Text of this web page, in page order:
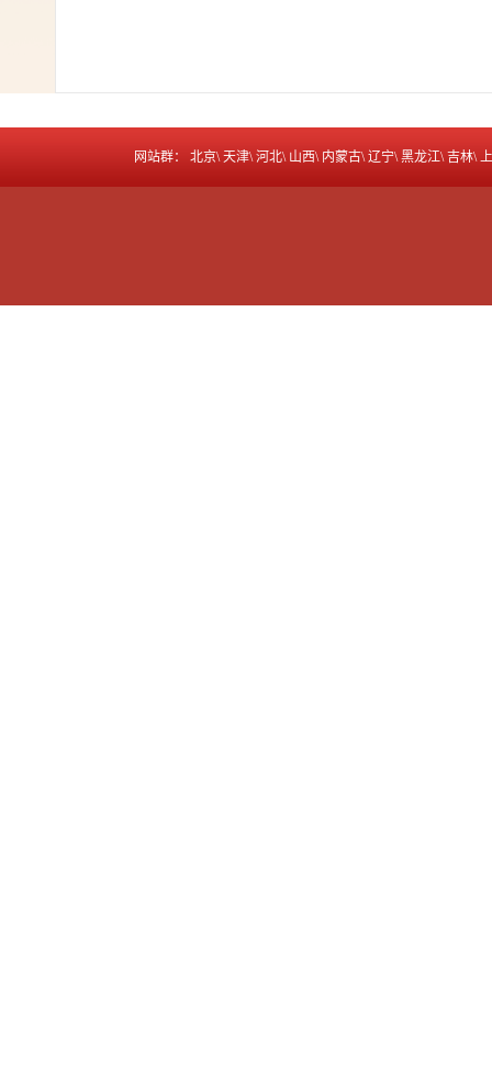
网站群： 北京\天津\河北\ 山西\ 内蒙古\辽宁\黑龙江\吉林\